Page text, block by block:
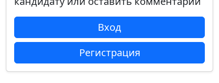
Вход
Регистрация